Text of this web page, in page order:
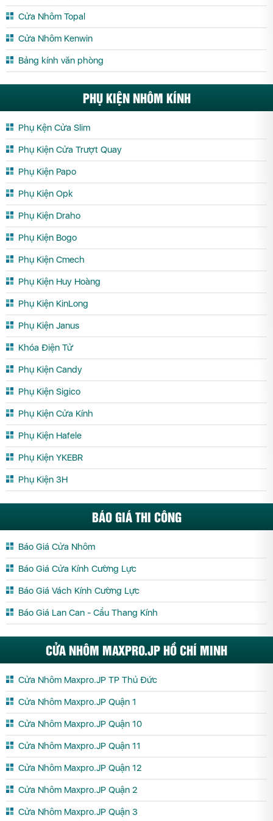
Cửa Nhôm Maxpro.JP Tuyên Quang
Cửa Nhôm Maxpro.JP Vĩnh Phúc
Cửa Nhôm Topal
Cửa Nhôm Kenwin
Bảng kính văn phòng
PHỤ KIỆN NHÔM KÍNH
Phụ Kện Cửa Slim
Phụ Kiện Cửa Trượt Quay
Phụ Kiện Papo
Phụ Kiện Opk
Phụ Kiện Draho
Phụ Kiện Bogo
Phụ Kiện Cmech
Phụ Kiện Huy Hoàng
Phụ Kiện KinLong
Phụ Kiện Janus
Khóa Điện Tử
Phụ Kiện Candy
Phụ Kiện Sigico
Phụ Kiện Cửa Kính
Phụ Kiện Hafele
Phụ Kiện YKEBR
Phụ Kiện 3H
BÁO GIÁ THI CÔNG
Báo Giá Cửa Nhôm
Báo Giá Cửa Kính Cường Lực
Báo Giá Vách Kính Cường Lực
Báo Giá Lan Can - Cầu Thang Kính
CỬA NHÔM MAXPRO.JP HỒ CHÍ MINH
Cửa Nhôm Maxpro.JP TP Thủ Đức
Cửa Nhôm Maxpro.JP Quận 1
Cửa Nhôm Maxpro.JP Quận 10
Cửa Nhôm Maxpro.JP Quận 11
Cửa Nhôm Maxpro.JP Quận 12
Cửa Nhôm Maxpro.JP Quận 2
Cửa Nhôm Maxpro.JP Quận 3